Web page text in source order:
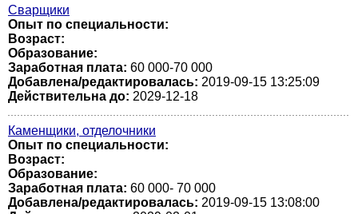
Сварщики
Опыт по специальности:
Возраст:
Образование:
Заработная плата: 60 000-70 000
Добавлена/редактировалась: 2019-09-15 13:25:09
Действительна до: 2029-12-18
Каменщики, отделочники
Опыт по специальности:
Возраст:
Образование:
Заработная плата: 60 000- 70 000
Добавлена/редактировалась: 2019-09-15 13:08:00